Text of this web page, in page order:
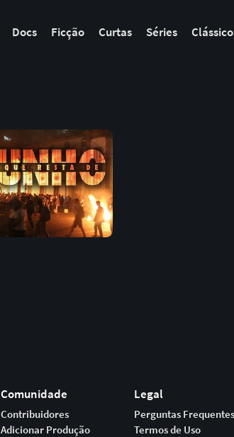
Docs Ficção Curtas Séries
Comunidade
Contribuidores
Adicionar Produção
Legal
Perguntas Frequentes
Termos de Uso